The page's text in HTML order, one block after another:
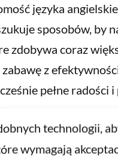
technologii,
wymagają
języka
sposobów, by
zdobywa coraz
zabawę z
pełne radości
śmiejąc się z
Brzmi świetnie,